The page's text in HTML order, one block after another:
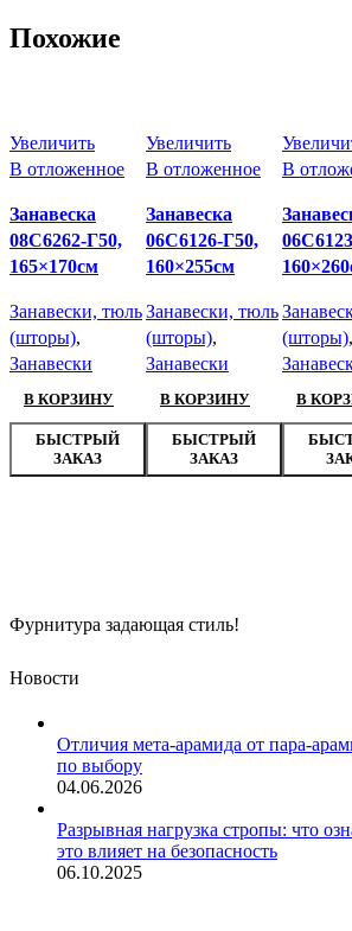
Похожие
Увеличить
В отложенное
Занавеска
08С6262-Г50,
165×170см
Занавески, тюль
(шторы),
Занавески
В КОРЗИНУ
БЫСТРЫЙ
ЗАКАЗ
Увеличить
В отложенное
Занавеска
06С6126-Г50,
160×255см
Занавески, тюль
(шторы),
Занавески
В КОРЗИНУ
БЫСТРЫЙ
ЗАКАЗ
В
(шторы),
В
Фурнитура задающая стиль!
Новости
Отличия мета-арамида от пара-
по выбору
04.06.2026
Разрывная нагрузка стропы: что
это влияет на безопасность
06.10.2025